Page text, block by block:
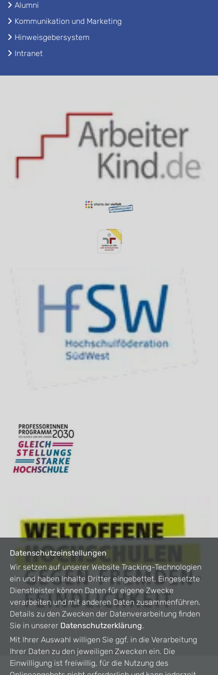
Alumni
Kommunikation und Marketing
Hinweisgebersystem
Intranet
Datenschutzeinstellungen
Wir setzen auf unserer Website Tracking-Technologien
ein und haben Inhalte Dritter eingebettet. Eingesetzte
Dienstleister können Daten für eigene Zwecke
verarbeiten und mit anderen Daten zusammenführen.
Details zu den Zwecken der Datenverarbeitung finden
Sie in unserer Datenschutzerklärung.
Mit Ihrer Auswahl willigen Sie ggf. in die Verarbeitung
Ihrer Daten zu den jeweiligen Zwecken ein. Die
Einwilligung ist freiwillig, für die Nutzung des